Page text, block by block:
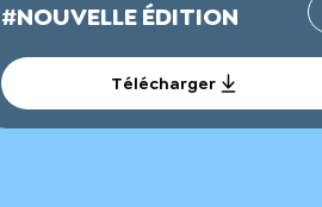
#NOUVELLE ÉDITION
Télécharger